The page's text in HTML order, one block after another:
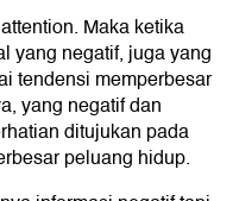
Maka ketika
yang negatif, juga yang
tendensi memperbesar
yang negatif dan
ditujukan pada
peluang hidup.